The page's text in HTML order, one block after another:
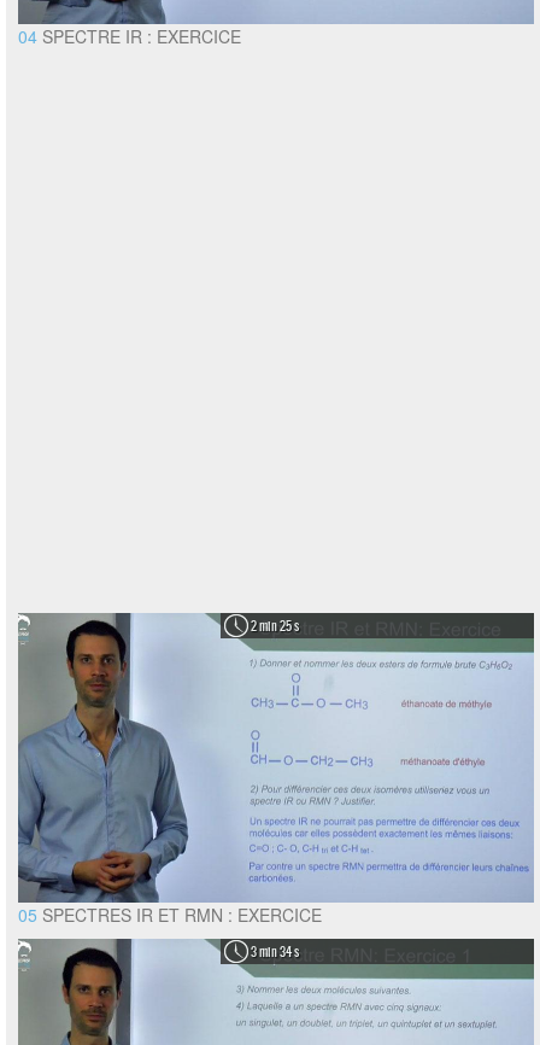
04 SPECTRE IR : EXERCICE
2 min 25 s
05 SPECTRES IR ET RMN : EXERCICE
3 min 34 s